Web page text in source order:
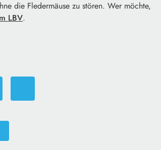
die Fledermäuse zu stören. Wer möchte,
LBV.